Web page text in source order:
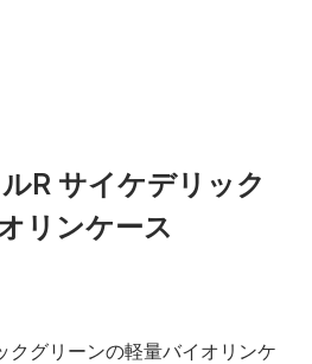
R サイケデリック
リンケース
クグリーンの軽量バイオリンケ